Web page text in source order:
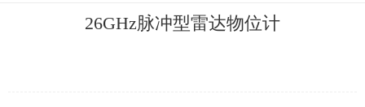
26GHz脉冲型雷达物位计